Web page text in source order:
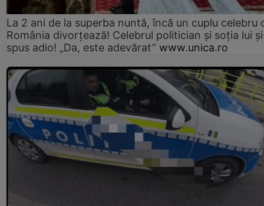
La 2 ani de la superba nuntă, încă un cuplu celebru
România divorțează! Celebrul politician și soția lui
spus adio! „Da, este adevărat” www.unica.ro